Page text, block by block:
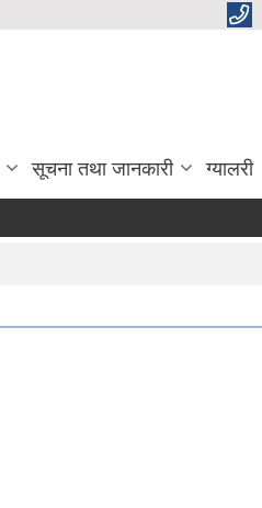
सूचना तथा जानकारी ग्यालरी